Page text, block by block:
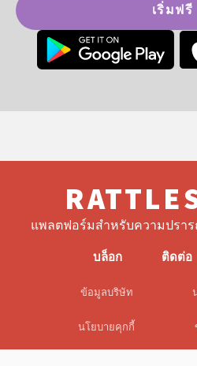
เริ่มฟรี
แพลตฟอร์มสำหรับความปรา
บล็อก ติดต่อ
ข้อมูลบริษัท
นโยบายคุกกี้